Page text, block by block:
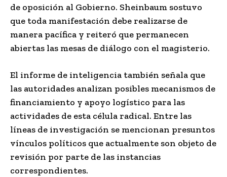
de oposición al Gobierno. Sheinbaum sostuvo
que toda manifestación debe realizarse de
manera pacífica y reiteró que permanecen
abiertas las mesas de diálogo con el magisterio.
El informe de inteligencia también señala que
las autoridades analizan posibles mecanismos de
financiamiento y apoyo logístico para las
actividades de esta célula radical. Entre las
líneas de investigación se mencionan presuntos
vínculos políticos que actualmente son objeto de
revisión por parte de las instancias
correspondientes.